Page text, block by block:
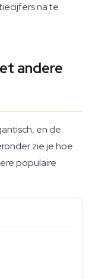
na te
andere
en de
zie je hoe
populaire